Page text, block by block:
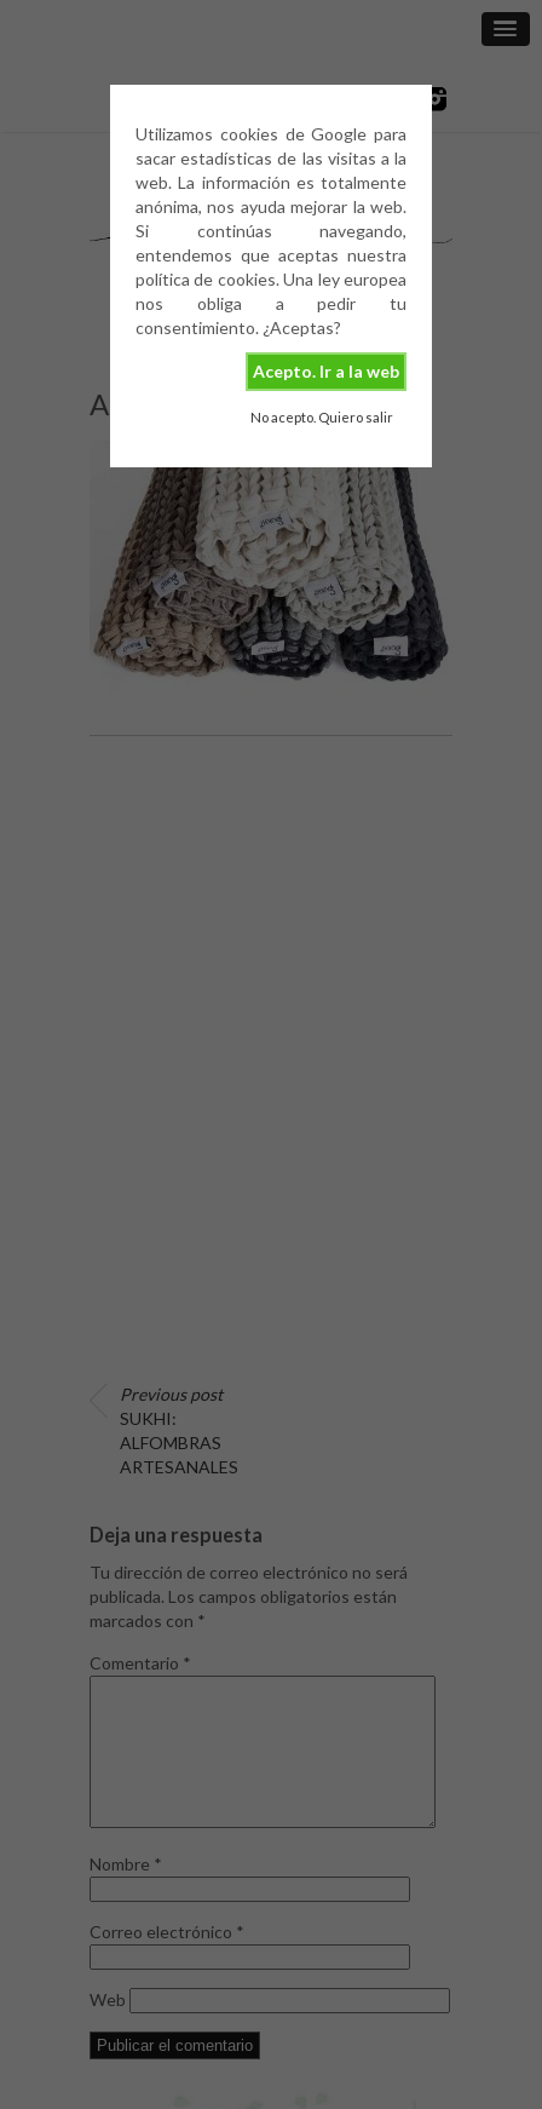
Utilizamos cookies de Google para
sacar estadísticas de las visitas a la
web. La información es totalmente
anónima, nos ayuda mejorar la web.
Si continúas navegando,
entendemos que aceptas nuestra
política de cookies. Una ley europea
nos obliga a pedir tu
consentimiento. ¿Aceptas?
Acepto. Ir a la web
No acepto. Quiero salir
Alfombras de la India
Previous post
SUKHI:
ALFOMBRAS
ARTESANALES
Deja una respuesta
Tu dirección de correo electrónico no será
publicada. Los campos obligatorios están
marcados con *
Comentario *
Nombre *
Correo electrónico *
Web